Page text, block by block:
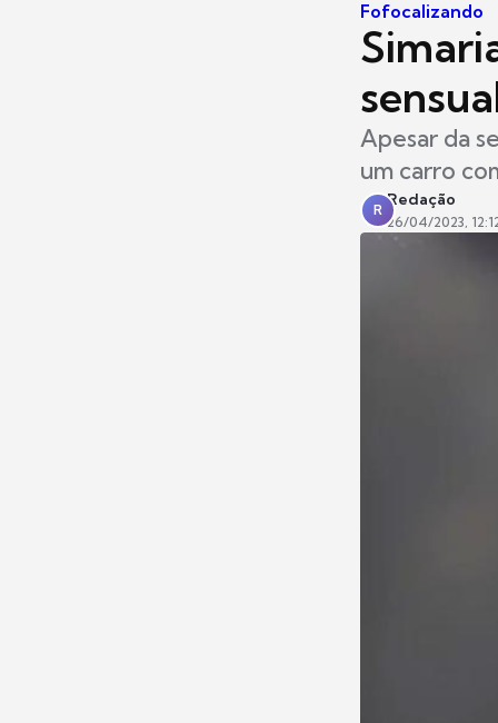
Fofocalizando
Apesar da
um carro
R
Redação
26/04/2023,